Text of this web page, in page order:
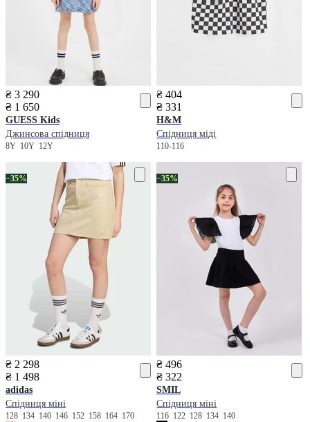
₴ 3 290
₴ 1 650
GUESS Kids
Джинсова спідниця
8Y 10Y 12Y
₴ 404
₴ 331
H&M
Спідниця міді
110-116
−35%
₴ 2 298
₴ 1 498
adidas
Спідниця міні
128 134 140 146 152 158 164 170
−35%
₴ 496
₴ 322
SMIL
Спідниця міні
116 122 128 134 140